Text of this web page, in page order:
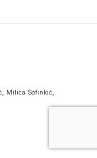
Milica Sofinkić,